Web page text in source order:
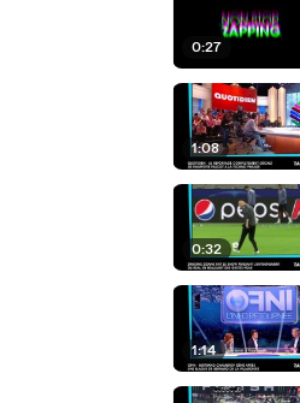
0:27
1:08
0:32
1:14